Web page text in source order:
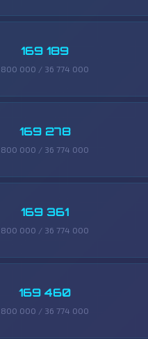
169 189
800 000 / 36 774 000
169 278
800 000 / 36 774 000
169 361
800 000 / 36 774 000
169 460
800 000 / 36 774 000